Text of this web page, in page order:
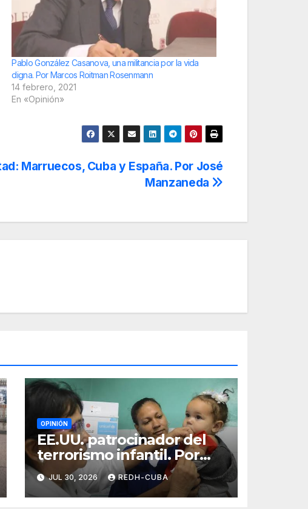
Pablo González Casanova, una militancia por la vida
digna. Por Marcos Roitman Rosenmann
14 febrero, 2021
En «Opinión»
Marruecos, Cuba y España. Por José
Manzaneda
OPINIÓN
EE.UU. patrocinador del
terrorismo infantil. Por
Ramón Pedregal
Casanova
JUL 30, 2026 REDH-CUBA